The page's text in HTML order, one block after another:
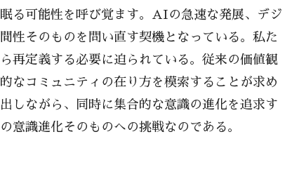
る可能性を呼び覚ます。AIの急速な発展、デジ
性そのものを問い直す契機となっている。私た
再定義する必要に迫られている。従来の価値観
なコミュニティの在り方を模索することが求め
しながら、同時に集合的な意識の進化を追求す
意識進化そのものへの挑戦なのである。